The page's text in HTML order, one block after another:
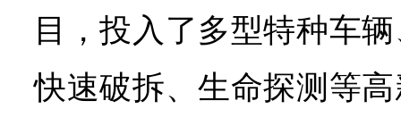
目，投入了多型特种车
快速破拆、生命探测等